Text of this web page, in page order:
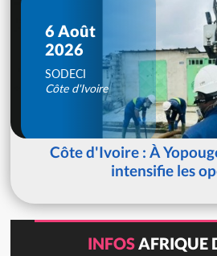
6 Août
2026
SODECI
Côte d'Ivoire
Côte d'Ivoire : À
intensifie les
INFOSAFRIQUE